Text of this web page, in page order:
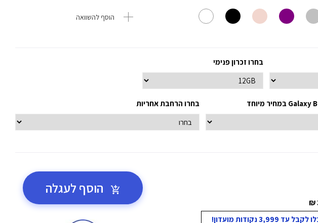
הוסף להשוואה
בחרו זכרון פנימי
בחרו הרחבת אחריות
נקודות מועדון!
הוסף לעגלה